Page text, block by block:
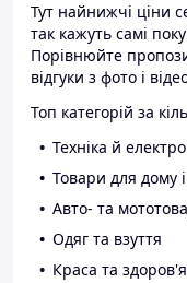
Тут найнижчі ціни
так кажуть самі
Порівнюйте
відгуки з фото і
Топ категорій за
Техніка й
Товари для дому
Авто- та
Одяг та взуття
Краса та здоров'я